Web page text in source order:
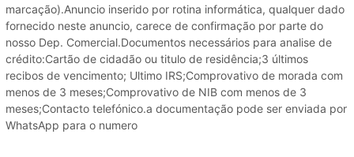
marcação).Anuncio inserido por rotina informática, qualquer dado
fornecido neste anuncio, carece de confirmação por parte do
nosso Dep. Comercial.Documentos necessários para analise de
crédito:Cartão de cidadão ou titulo de residência;3 últimos
recibos de vencimento; Ultimo IRS;Comprovativo de morada com
menos de 3 meses;Comprovativo de NIB com menos de 3
meses;Contacto telefónico.a documentação pode ser enviada por
WhatsApp para o numero